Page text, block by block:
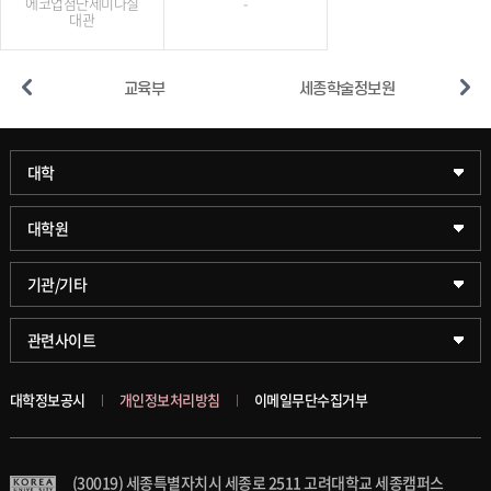
대관
교육부 세종학술정보원
대학
과학기술대학
약학대학
글로벌비즈니스대학
공공정책대학
스마트도시학부
대학원
일반대학원
문화스포츠대학원
창업경영대학원
융합과학대학원
기관/기타
학술정보원(도서관)
학술정보팀
국제교류교육원
관련사이트
KUPID
블랙보드
대학정보공시 개인정보처리방침 이메일무단수집거부
(30019) 세종특별자치시 세종로 2511 고려대학교 세종캠퍼스